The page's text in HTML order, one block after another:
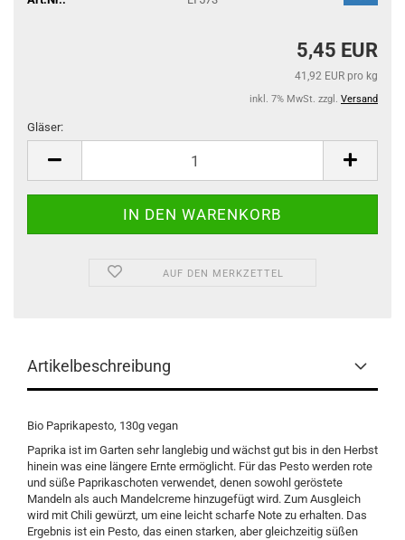
5,45 EUR
41,92 EUR pro kg
inkl. 7% MwSt. zzgl. Versand
Gläser:
AUF DEN MERKZETTEL
Artikelbeschreibung
Bio Paprikapesto, 130g vegan
Paprika ist im Garten sehr langlebig und wächst gut bis in den Herbst
hinein was eine längere Ernte ermöglicht. Für das Pesto werden rote
und süße Paprikaschoten verwendet, denen sowohl geröstete
Mandeln als auch Mandelcreme hinzugefügt wird. Zum Ausgleich
wird mit Chili gewürzt, um eine leicht scharfe Note zu erhalten. Das
Ergebnis ist ein Pesto, das einen starken, aber gleichzeitig süßen